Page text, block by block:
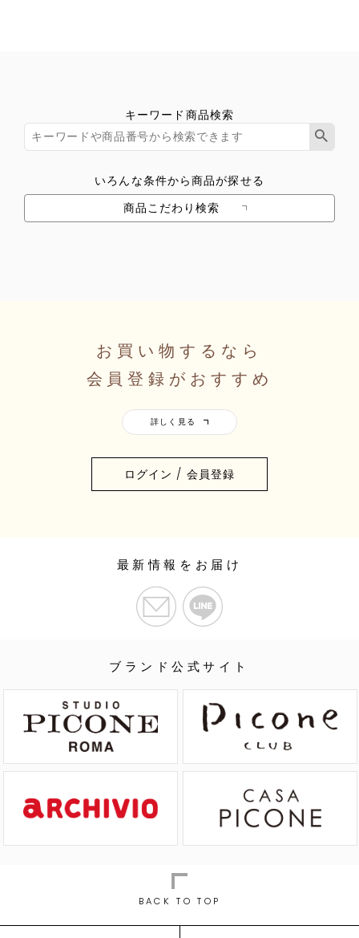
キーワード商品検索
いろんな条件から商品が探せる
商品こだわり検索
お買い物するなら
会員登録がおすすめ
ログイン / 会員登録
ブランド公式サイト
最新情報をお届け
BACK TO TOP